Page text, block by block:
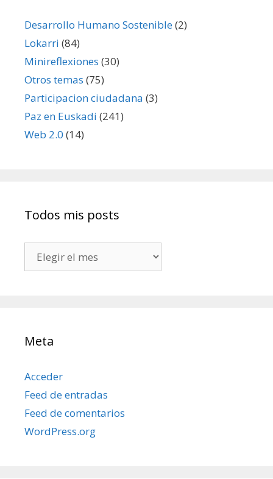
Desarrollo Humano Sostenible(2)
Lokarri (84)
Minireflexiones (30)
Otros temas (75)
Participacion ciudadana (3)
Paz en Euskadi (241)
Web 2.0 (14)
Todos mis posts
mis
Meta
Acceder
Feed de entradas
Feed de comentarios
WordPress.org